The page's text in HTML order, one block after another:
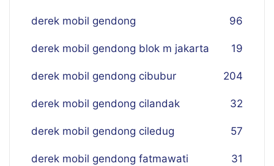
derek mobil gendong 96
derek mobil gendong blok m jakarta 19
derek mobil gendong cibubur 204
derek mobil gendong cilandak 32
derek mobil gendong ciledug 57
derek mobil gendong fatmawati 31